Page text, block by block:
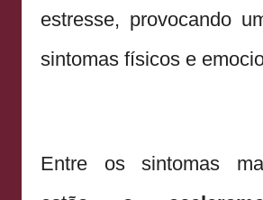
estresse, provocando
sintomas físicos e
Entre os sintomas